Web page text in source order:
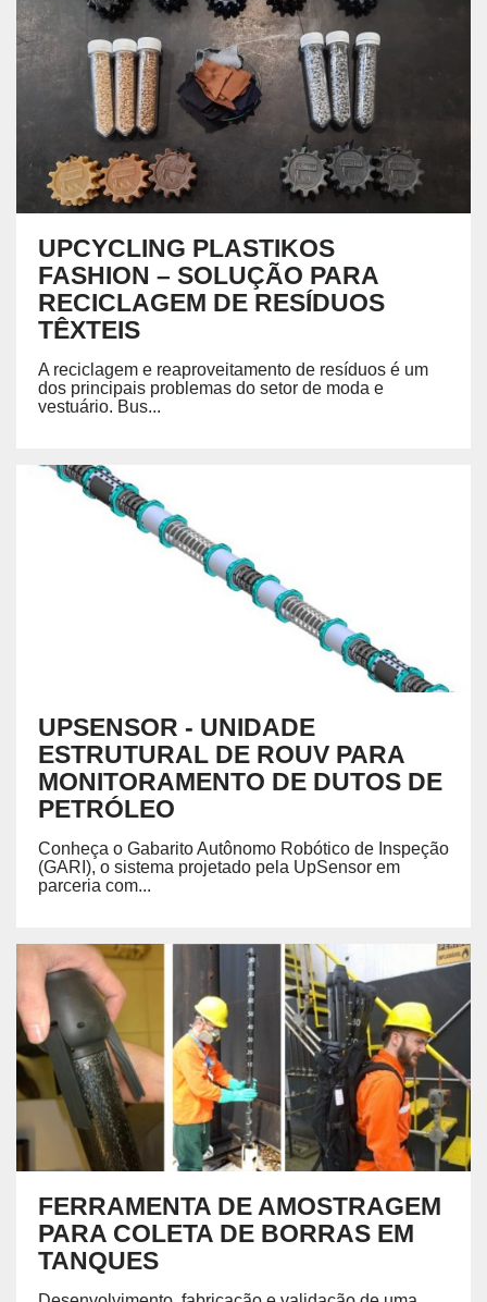
UPCYCLING PLASTIKOS
FASHION – SOLUÇÃO PARA
RECICLAGEM DE RESÍDUOS
TÊXTEIS
A reciclagem e reaproveitamento de resíduos é um
dos principais problemas do setor de moda e
vestuário. Bus...
UPSENSOR - UNIDADE
ESTRUTURAL DE ROUV PARA
MONITORAMENTO DE DUTOS DE
PETRÓLEO
Conheça o Gabarito Autônomo Robótico de Inspeção
(GARI), o sistema projetado pela UpSensor em
parceria com...
FERRAMENTA DE AMOSTRAGEM
PARA COLETA DE BORRAS EM
TANQUES